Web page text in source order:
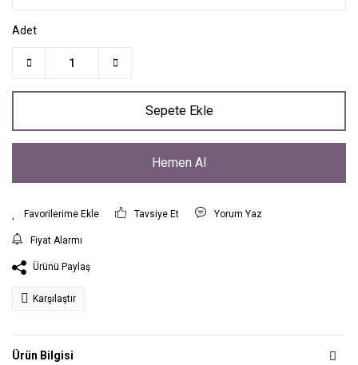
Adet
Sepete Ekle
Hemen Al
Tavsiye Et Yorum Yaz
Fiyat Alarmı
Ürünü Paylaş
Karşılaştır
Ürün Bilgisi